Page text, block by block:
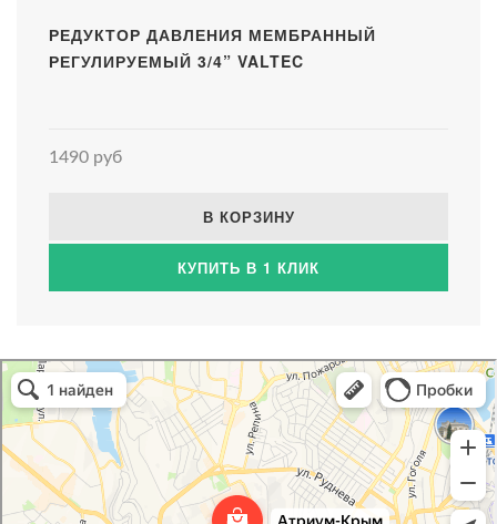
РЕДУКТОР ДАВЛЕНИЯ МЕМБРАННЫЙ
РЕГУЛИРУЕМЫЙ 3/4” VALTEC
1490 руб
В КОРЗИНУ
КУПИТЬ В 1 КЛИК
Атриум-Крым
Системы водоснабжения, отопления, канализации в Севастополе
Снабжение строительных объектов в Севастополе